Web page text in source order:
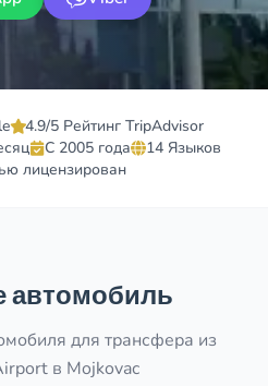
4.9/5 Рейтинг TripAdvisor
С 2005 года
14 Языков
лицензирован
автомобиль
для трансфера из
в Mojkovac